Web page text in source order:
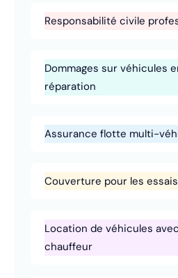
Responsabilité civile
Dommages sur véhicules
réparation
Assurance flotte multi-
Couverture pour les
Location de véhicules
chauffeur